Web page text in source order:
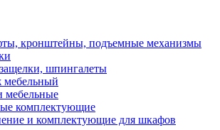
кронштейны, подъемные механизмы
шпингалеты
мебельный
мебельные
комплектующие
и комплектующие для шкафов